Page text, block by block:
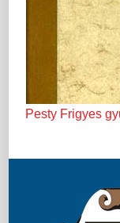
Pesty Frigyes